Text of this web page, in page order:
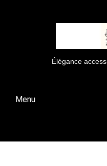
Élégance
Menu